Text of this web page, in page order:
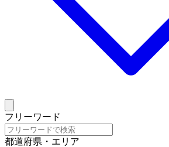
フリーワード
都道府県・エリア